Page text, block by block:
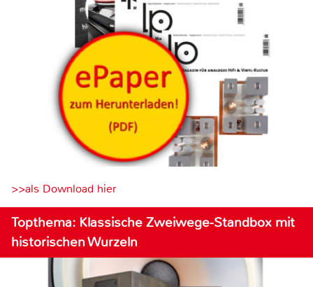
>>als Download hier
Topthema: Klassische Zweiwege-Standbox mit
historischen Wurzeln